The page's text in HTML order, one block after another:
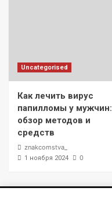
Uncategorised
Как лечить вирус
папилломы у мужчин:
обзор методов и
средств
znakcomstva_
1 ноября 2024 0